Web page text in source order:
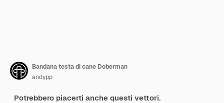
Bandana testa di cane Doberman
andypp
Potrebbero piacerti anche questi vettori.